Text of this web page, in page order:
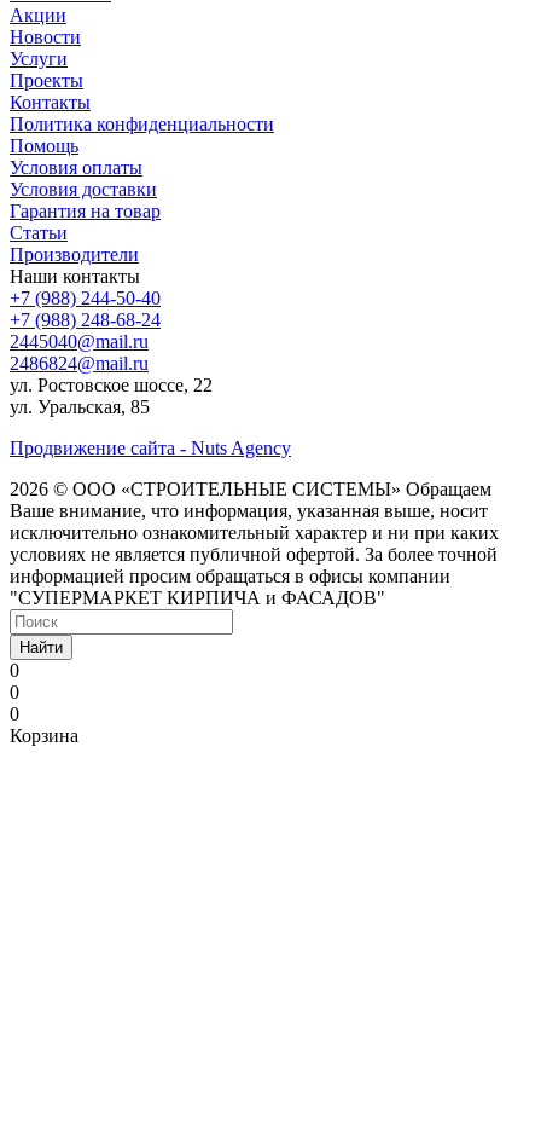
Акции
Новости
Услуги
Проекты
Контакты
Политика конфиденциальности
Помощь
Условия оплаты
Условия доставки
Гарантия на товар
Статьи
Производители
Наши контакты
+7 (988) 244-50-40
+7 (988) 248-68-24
2445040@mail.ru
2486824@mail.ru
ул. Ростовское шоссе, 22
ул. Уральская, 85
Продвижение сайта - Nuts Agency
2026 © ООО «СТРОИТЕЛЬНЫЕ СИСТЕМЫ» Обращаем
Ваше внимание, что информация, указанная выше, носит
исключительно ознакомительный характер и ни при каких
условиях не является публичной офертой. За более точной
информацией просим обращаться в офисы компании
"СУПЕРМАРКЕТ КИРПИЧА и ФАСАДОВ"
Найти
0
0
0
Корзина